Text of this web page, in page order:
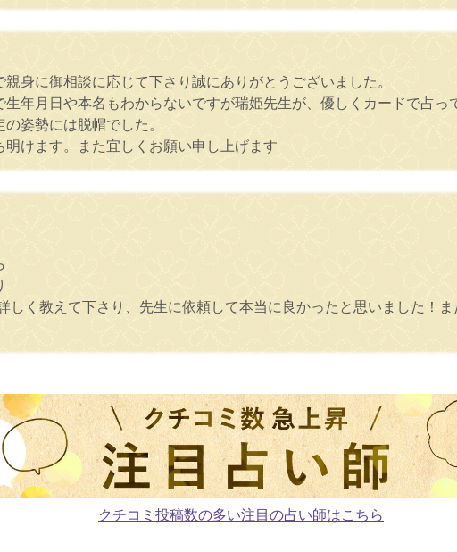
身に御相談に応じて下さり誠にありがとうございました。
年月日や本名もわからないですが瑞姫先生が、優しくカードで占っ
姿勢には脱帽でした。
けます。また宜しくお願い申し上げます
しく教えて下さり、先生に依頼して本当に良かったと思いました！
クチコミ投稿数の多い注目の占い師はこちら